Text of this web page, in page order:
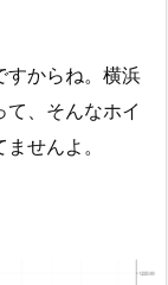
すからね。横浜
、そんなホイ
せんよ。